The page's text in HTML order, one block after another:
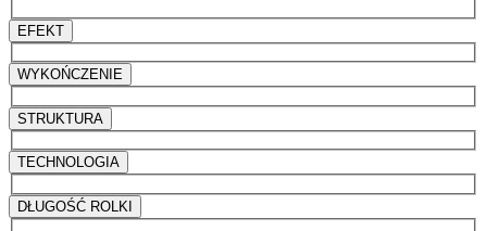
EFEKT
WYKOŃCZENIE
STRUKTURA
TECHNOLOGIA
DŁUGOŚĆ ROLKI